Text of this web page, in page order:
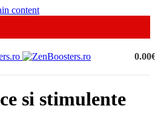
content
0.00
si stimulente